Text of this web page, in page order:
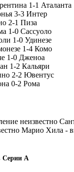
1-1 Аталанта
3-3 Интер
2-1 Пиза
1-0 Сассуоло
1-0 Удинезе
1-4 Комо
1-0 Дженоа
1-2 Кальяри
2-2 Ювентус
0-2 Рома
неизвестно
Марио Хила -
Серии А